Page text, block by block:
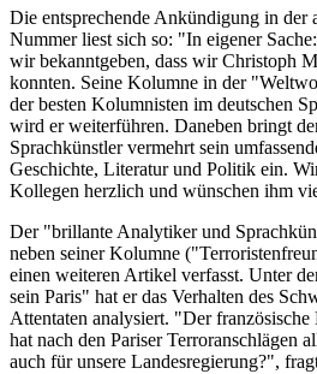
Die entsprechende Ankündigung in
Nummer liest sich so: "In eigener
wir bekanntgeben, dass wir Christoph
konnten. Seine Kolumne in der
der besten Kolumnisten im deutschen
wird er weiterführen. Daneben bringt
Sprachkünstler vermehrt sein
Geschichte, Literatur und Politik ein.
Kollegen herzlich und wünschen ihm
Der "brillante Analytiker und
neben seiner Kolumne
einen weiteren Artikel verfasst. Unter
sein Paris" hat er das Verhalten des
Attentaten analysiert. "Der
hat nach den Pariser Terroranschlägen
auch für unsere Landesregierung?",